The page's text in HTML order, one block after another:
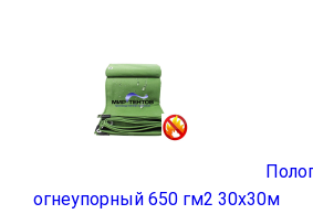
огнеупорный 650 гм2 30x30м